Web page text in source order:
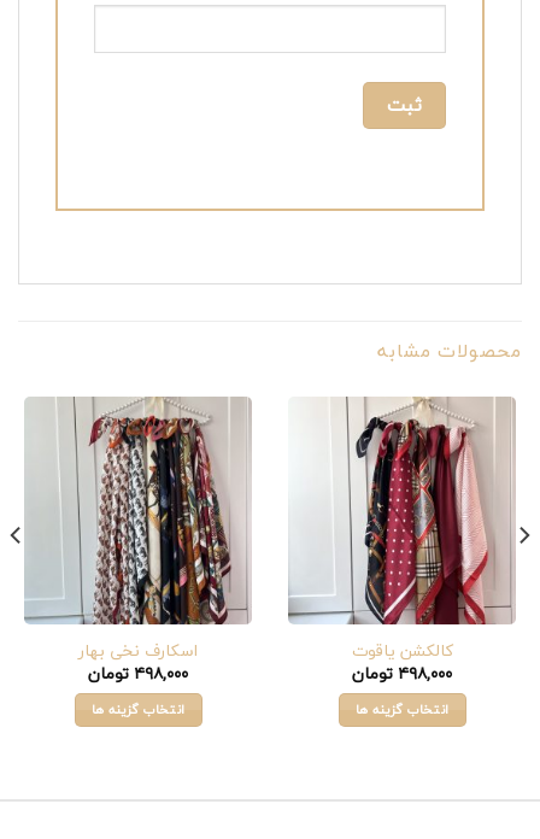
محصولات مشابه
کالکشن یاقوت
۴۹۸,۰۰۰ تومان
انتخاب گزینه ها
اسکارف نخی بهار
۴۹۸,۰۰۰ تومان
انتخاب گزینه ها